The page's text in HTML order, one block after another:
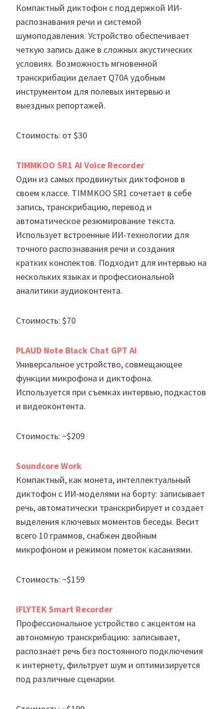
Компактный диктофон с поддержкой ИИ-
распознавания речи и системой
шумоподавления. Устройство обеспечивает
четкую запись даже в сложных акустических
условиях. Возможность мгновенной
транскрибации делает Q70A удобным
инструментом для полевых интервью и
выездных репортажей.
Стоимость: от $30
TIMMKOO SR1 AI Voice Recorder
Один из самых продвинутых диктофонов в
своем классе. TIMMKOO SR1 сочетает в себе
запись, транскрибацию, перевод и
автоматическое резюмирование текста.
Использует встроенные ИИ-технологии для
точного распознавания речи и создания
кратких конспектов. Подходит для интервью на
нескольких языках и профессиональной
аналитики аудиоконтента.
Стоимость: $70
PLAUD Note Black Chat GPT AI
Универсальное устройство, совмещающее
функции микрофона и диктофона.
Используется при съемках интервью, подкастов
и видеоконтента.
Стоимость: ~$209
Soundcore Work
Компактный, как монета, интеллектуальный
диктофон с ИИ-моделями на борту: записывает
речь, автоматически транскрибирует и создает
выделения ключевых моментов беседы. Весит
всего 10 граммов, снабжен двойным
микрофоном и режимом пометок касаниями.
Стоимость: ~$159
iFLYTEK Smart Recorder
Профессиональное устройство с акцентом на
автономную транскрибацию: записывает,
распознает речь без постоянного подключения
к интернету, фильтрует шум и оптимизируется
под различные сценарии.